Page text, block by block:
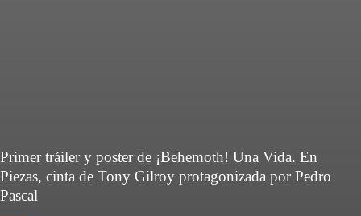
Primer tráiler y poster de ¡Behemoth! Una Vida. En
Piezas, cinta de Tony Gilroy protagonizada por Pedro
Pascal